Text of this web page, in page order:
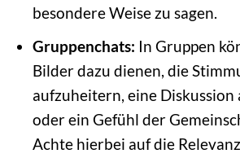
besondere Weise zu sagen.
Gruppenchats: In Gruppen
Bilder dazu dienen, die
aufzuheitern, eine Diskussion
oder ein Gefühl der
Achte hierbei auf die